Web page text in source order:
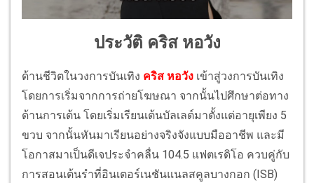
ประวัติ คริส หอวัง
ด้านชีวิตในวงการบันเทิง คริส หอวัง เข้าสู่วงการบันเทิง
โดยการเริ่มจากการถ่ายโฆษณา จากนั้นไปศึกษาต่อทาง
ด้านการเต้น โดยเริ่มเรียนเต้นบัลเลต์มาตั้งแต่อายุเพียง 5
ขวบ จากนั้นหันมาเรียนอย่างจริงจังแบบมืออาชีพ และมี
โอกาสมาเป็นดีเจประจำคลื่น 104.5 แฟตเรดิโอ ควบคู่กับ
การสอนเต้นรำที่อินเตอร์เนชันแนลสคูลบางกอก (ISB)